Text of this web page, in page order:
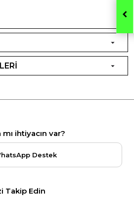
mı ihtiyacın var?
Destek
Takip Edin